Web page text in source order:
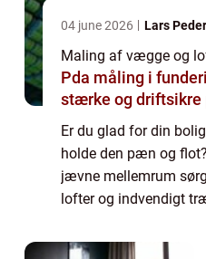
04 june 2026 Lars
Maling af vægge og
Pda måling i
stærke og
Er du glad for din
holde den pæn og
jævne mellemrum
lofter og indvendigt